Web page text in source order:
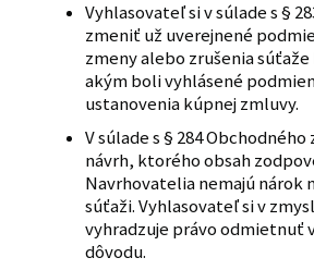
Vyhlasovateľ si v súlade s §
zmeniť už uverejnené
zmeny alebo zrušenia
akým boli vyhlásené
ustanovenia kúpnej zmluvy.
V súlade s § 284
návrh, ktorého obsah
Navrhovatelia nemajú nárok
súťaži. Vyhlasovateľ si v
vyhradzuje právo odmietnuť
dôvodu.